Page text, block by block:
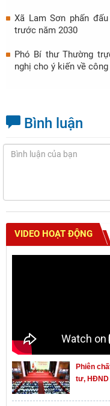
Xã Lam Sơn phấn
trước năm 2030
Phó Bí thư Thường
nghị cho ý kiến về
Bình luận
VIDEO HOẠT ĐỘNG
Phiên
tư, HĐND